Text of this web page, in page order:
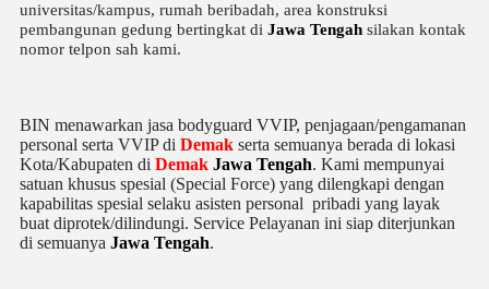
universitas/kampus, rumah beribadah, area konstruksi
pembangunan gedung bertingkat di Jawa Tengah silakan kontak
nomor telpon sah kami.
BIN menawarkan jasa bodyguard VVIP, penjagaan/pengamanan
personal serta VVIP di Demak serta semuanya berada di lokasi
Kota/Kabupaten di Demak Jawa Tengah. Kami mempunyai
satuan khusus spesial (Special Force) yang dilengkapi dengan
kapabilitas spesial selaku asisten personal pribadi yang layak
buat diprotek/dilindungi. Service Pelayanan ini siap diterjunkan
di semuanya Jawa Tengah.